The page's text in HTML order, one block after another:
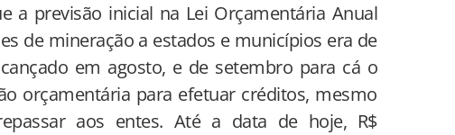
a previsão inicial na Lei Orçamentária Anual
de mineração a estados e municípios era de
em agosto, e de setembro para cá o
orçamentária para efetuar créditos, mesmo
aos entes. Até a data de hoje, R$